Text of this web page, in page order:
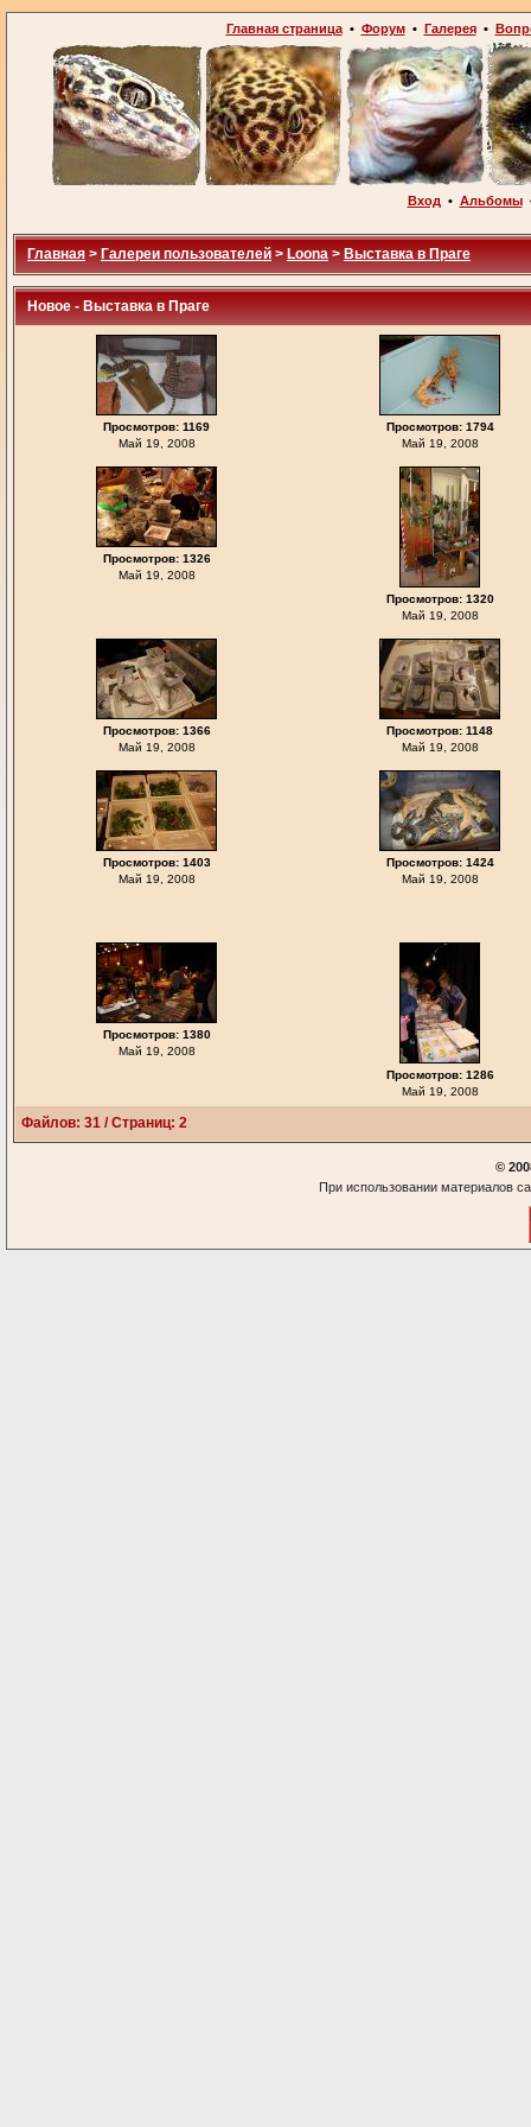
Главная страница• Форум• Галерея•
Вход • Альбомы
Главная > Галереи пользователей > Loona > Выставка в Праге
Новое - Выставка в Праге
Просмотров: 1169
Май 19, 2008
Просмотров: 1794
Май 19, 2008
Просмотров: 1326
Май 19, 2008
Просмотров: 1320
Май 19, 2008
Просмотров: 1366
Май 19, 2008
Просмотров: 1148
Май 19, 2008
Просмотров: 1403
Май 19, 2008
Просмотров: 1424
Май 19, 2008
Просмотров: 1380
Май 19, 2008
Просмотров: 1286
Май 19, 2008
Файлов: 31 / Страниц: 2
©
При использовании материалов